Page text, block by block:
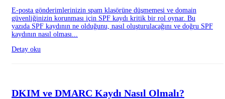
E-posta gönderimlerinizin spam klasörüne düşmemesi ve domain
güvenliğinizin korunması için SPF kaydı kritik bir rol oynar. Bu
yazıda SPF kaydının ne olduğunu, nasıl oluşturulacağını ve doğru SPF
kaydının nasıl olması...
Detay oku
DKIM ve DMARC Kaydı Nasıl Olmalı?